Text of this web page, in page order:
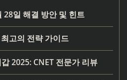
일 해결 방안 및 힌트
고의 전략 가이드
2025: CNET 전문가 리뷰